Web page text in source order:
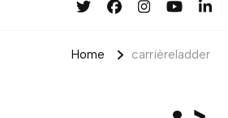
Home carrièreladder